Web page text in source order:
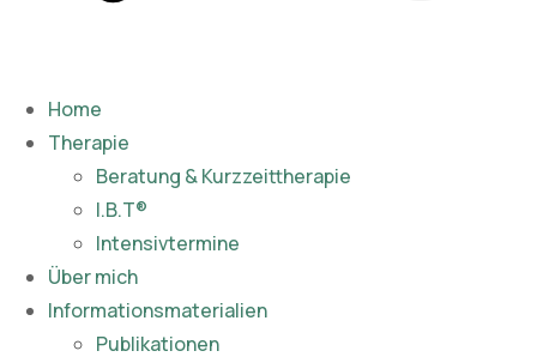
Home
Therapie
Beratung & Kurzzeittherapie
I.B.T®
Intensivtermine
Über mich
Informationsmaterialien
Publikationen​